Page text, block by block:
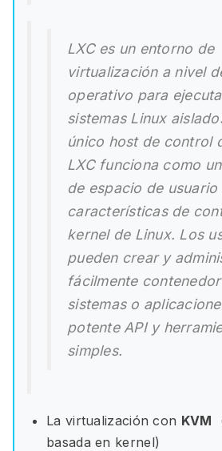
LXC es un entorno de
virtualización a nivel
operativo para
sistemas Linux
único host de control
LXC funciona como
de espacio de usuario
características de
kernel de Linux. Los
pueden crear y
fácilmente
sistemas o
potente API y
simples.
La virtualización con KVM
basada en kernel)